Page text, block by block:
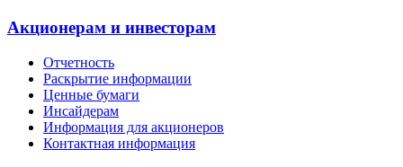
Акционерам и инвесторам
Отчетность
Раскрытие информации
Ценные бумаги
Инсайдерам
Информация для акционеров
Контактная информация